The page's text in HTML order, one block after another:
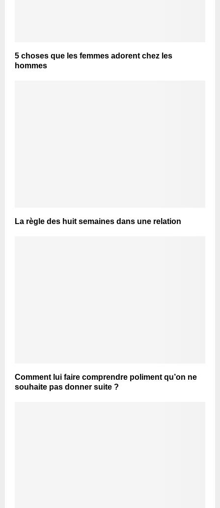
5 choses que les femmes adorent chez les
hommes
La règle des huit semaines dans une relation
Comment lui faire comprendre poliment qu’on ne
souhaite pas donner suite ?